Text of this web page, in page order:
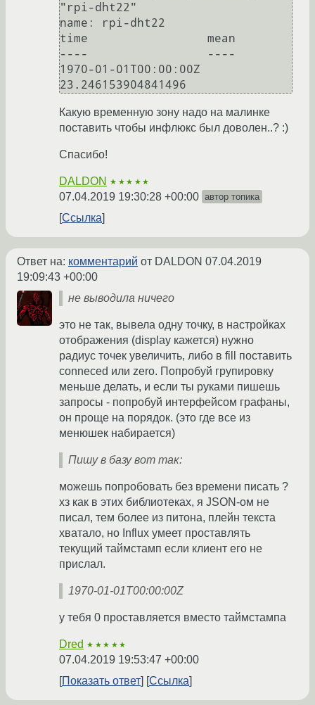
"rpi-dht22"
name: rpi-dht22
time                 mean
----                 ----
1970-01-01T00:00:00Z
Какую временную зону надо на малинке
поставить чтобы инфлюкс был доволен..? :)
Спасибо!
DALDON ★★★★★
07.04.2019 19:30:28 +00:00 автор топика
Ссылка
Ответ на: комментарий от DALDON 07.04.2019
19:09:43 +00:00
не выводила ничего
это не так, вывела одну точку, в настройках
отображения (display кажется) нужно
радиус точек увеличить, либо в fill поставить
conneced или zero. Попробуй групировку
меньше делать, и если ты руками пишешь
запросы - попробуй интерфейсом графаны,
он проще на порядок. (это где все из
менюшек набирается)
Пишу в базу вот так:
можешь попробовать без времени писать ?
хз как в этих библиотеках, я JSON-ом не
писал, тем более из питона, плейн текста
хватало, но Influx умеет проставлять
текущий таймстамп если клиент его не
прислал.
1970-01-01T00:00:00Z
у тебя 0 проставляется вместо таймстампа
Dred ★★★★★
07.04.2019 19:53:47 +00:00
Показать ответ
Ссылка